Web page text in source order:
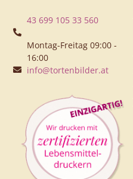
43 699 105 33 560
Montag-Freitag 09:00 -
16:00
info@tortenbilder.at